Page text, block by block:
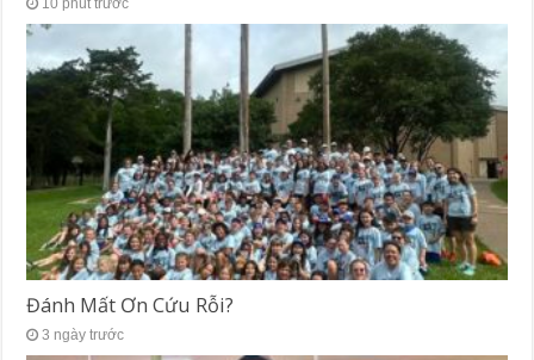
10 phút trước
Đánh Mất Ơn Cứu Rỗi?
3 ngày trước